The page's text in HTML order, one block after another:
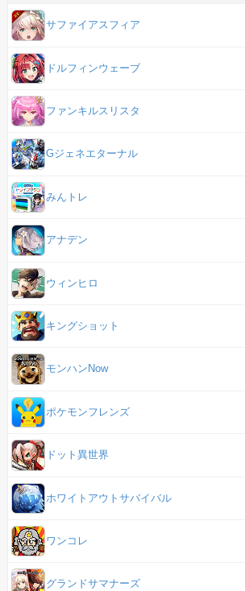
サファイアスフィア
ドルフィンウェーブ
ファンキルスリスタ
Gジェネエターナル
みんトレ
アナデン
ウィンヒロ
キングショット
モンハンNow
ポケモンフレンズ
ドット異世界
ホワイトアウトサバイバル
ワンコレ
グランドサマナーズ